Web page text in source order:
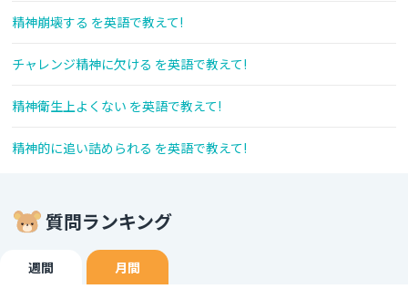
精神崩壊する を英語で教えて!
チャレンジ精神に欠ける を英語で教えて!
精神衛生上よくない を英語で教えて!
精神的に追い詰められる を英語で教えて!
質問ランキング
週間 月間